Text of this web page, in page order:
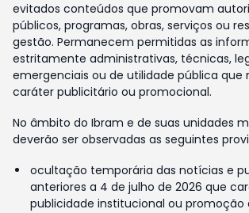
evitados conteúdos que promovam
públicos, programas, obras, serviços ou
gestão. Permanecem permitidas as
estritamente administrativas, técnicas,
emergenciais ou de utilidade pública que
caráter publicitário ou promocional.
No âmbito do Ibram e de suas unidades
deverão ser observadas as seguintes
ocultação temporária das notícias e
anteriores a 4 de julho de 2026 que
publicidade institucional ou promoção